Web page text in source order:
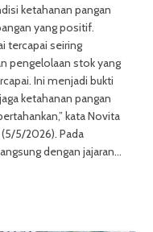
ketahanan pangan
yang positif.
tercapai seiring
pengelolaan stok yang
Ini menjadi bukti
ketahanan pangan
kata Novita
(5/5/2026). Pada
dengan jajaran…